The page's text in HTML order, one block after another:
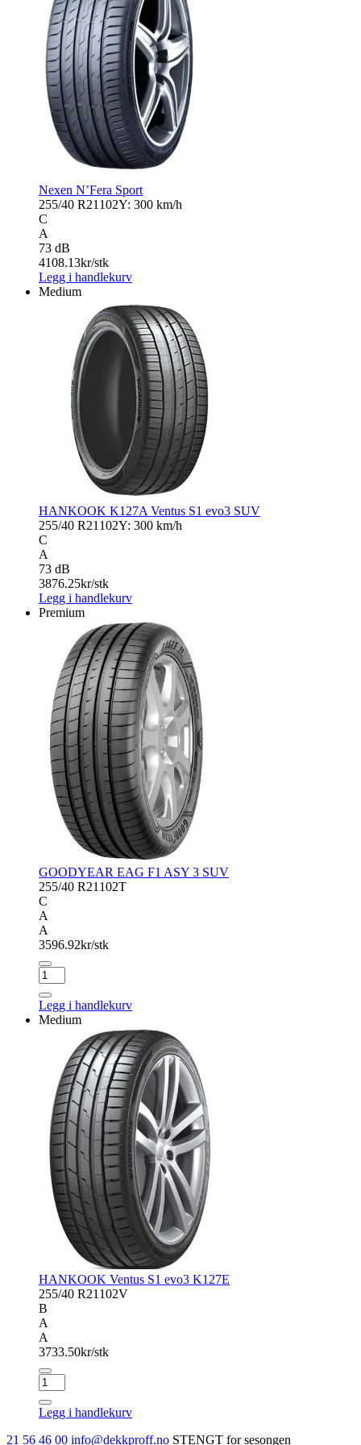
Nexen N’Fera Sport
255/40 R21 102Y: 300 km/h
C
A
73 dB
4108.13kr/stk
Legg i handlekurv
Medium
HANKOOK K127A Ventus S1 evo3 SUV
255/40 R21 102Y: 300 km/h
C
A
73 dB
3876.25kr/stk
Legg i handlekurv
Premium
GOODYEAR EAG F1 ASY 3 SUV
255/40 R21 102T
C
A
A
3596.92kr/stk
GOODYEAR
EAG
F1
ASY
Legg i handlekurv
Medium
HANKOOK Ventus S1 evo3 K127E
255/40 R21 102V
B
A
A
3733.50kr/stk
HANKOOK
Ventus
S1
evo3
K127E
Legg i handlekurv
21 56 46 00 info@dekkproff.no STENGT for sesongen